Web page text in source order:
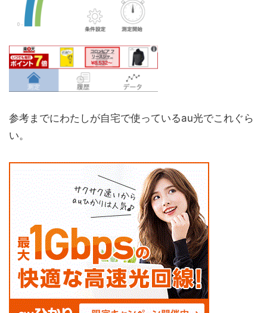
参考までにわたしが自宅で使っているau光でこれぐら
い。